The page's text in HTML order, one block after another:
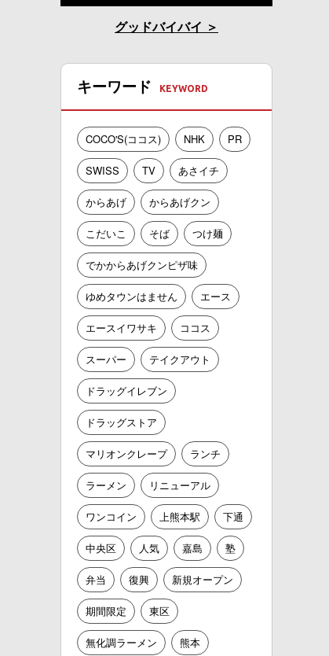
グッドバイバイ
キーワード
COCO'S(ココス) NHK PR
SWISS TV あさイチ
からあげ からあげクン
こだいこ そば つけ麺
でかからあげクンピザ味
ゆめタウンはません エース
エースイワサキ ココス
スーパー テイクアウト
ドラッグイレブン
ドラッグストア
マリオンクレープ ランチ
ラーメン リニューアル
ワンコイン 上熊本駅 下通
中央区 人気 嘉島 塾
弁当 復興 新規オープン
期間限定 東区
無化調ラーメン 熊本